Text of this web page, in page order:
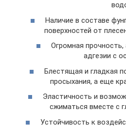
Наличие в составе
поверхностей от
Огромная
адгезии с
Блестящая и гладкая
просыхания, а еще
Эластичность и
сжиматься вместе с
Устойчивость к